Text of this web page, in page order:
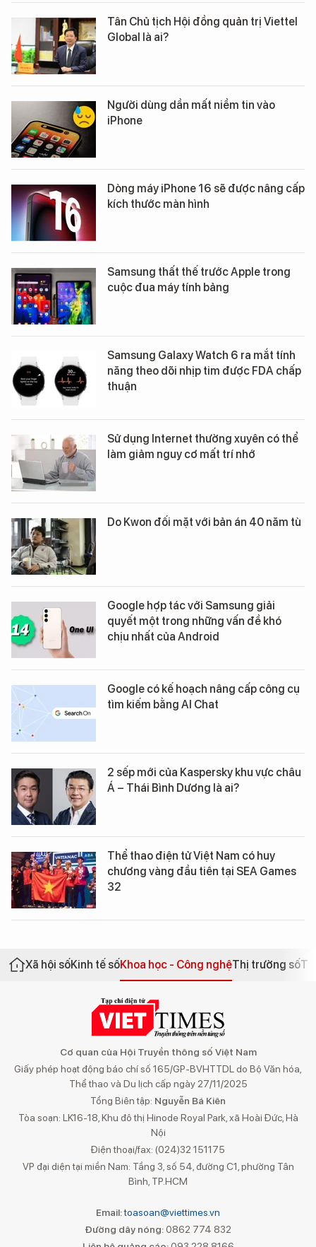
Tân Chủ tịch Hội đồng quản trị Viettel
Global là ai?
Người dùng dần mất niềm tin vào
iPhone
Dòng máy iPhone 16 sẽ được nâng cấp
kích thước màn hình
Samsung thất thế trước Apple trong
cuộc đua máy tính bảng
Samsung Galaxy Watch 6 ra mắt tính
năng theo dõi nhịp tim được FDA chấp
thuận
Sử dụng Internet thường xuyên có thể
làm giảm nguy cơ mất trí nhớ
Do Kwon đối mặt với bản án 40 năm tù
Google hợp tác với Samsung giải
quyết một trong những vấn đề khó
chịu nhất của Android
Google có kế hoạch nâng cấp công cụ
tìm kiếm bằng AI Chat
2 sếp mới của Kaspersky khu vực châu
Á – Thái Bình Dương là ai?
Thể thao điện tử Việt Nam có huy
chương vàng đầu tiên tại SEA Games
32
Xã hội sốKinh tế sốKhoa học - Công nghệThị trường số
Cơ quan của Hội Truyền thông số Việt Nam
Giấy phép hoạt động báo chí số 165/GP-BVHTTDL do Bộ Văn hóa,
Thể thao và Du lịch cấp ngày 27/11/2025
Tổng Biên tập: Nguyễn Bá Kiên
Tòa soạn: LK16-18, Khu đô thị Hinode Royal Park, xã Hoài Đức, Hà
Nội
Điện thoại/fax: (024)32 151175
VP đại diện tại miền Nam: Tầng 3, số 54, đường C1, phường Tân
Bình, TP.HCM
Email:toasoan@viettimes.vn
Đường dây nóng: 0862 774 832